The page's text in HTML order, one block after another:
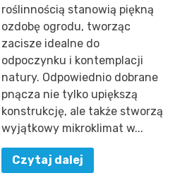
roślinnością stanowią piękną
ozdobę ogrodu, tworząc
zacisze idealne do
odpoczynku i kontemplacji
natury. Odpowiednio dobrane
pnącza nie tylko upiększą
konstrukcję, ale także stworzą
wyjątkowy mikroklimat w...
Czytaj dalej